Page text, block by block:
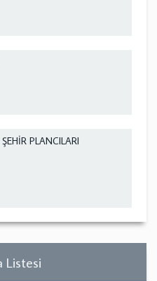
PLANCILARI
Listesi